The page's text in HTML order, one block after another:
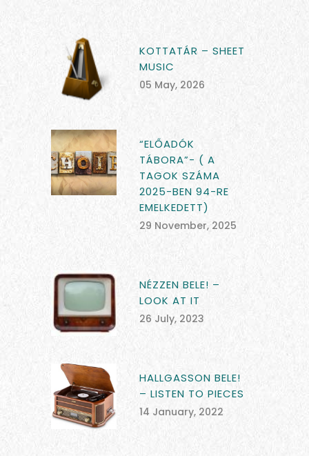
KOTTATÁR – SHEET
MUSIC
05 May, 2026
“ELŐADÓK
TÁBORA”- ( A
TAGOK SZÁMA
2025-BEN 94-RE
EMELKEDETT)
29 November, 2025
NÉZZEN BELE! –
LOOK AT IT
26 July, 2023
HALLGASSON BELE!
– LISTEN TO PIECES
14 January, 2022